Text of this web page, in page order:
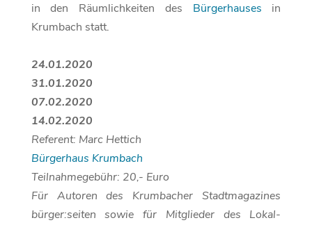
in den Räumlichkeiten des Bürgerhauses in
Krumbach statt.
24.01.2020
31.01.2020
07.02.2020
14.02.2020
Referent: Marc Hettich
Bürgerhaus Krumbach
Teilnahmegebühr: 20,- Euro
Für Autoren des Krumbacher Stadtmagazines
bürger:seiten sowie für Mitglieder des Lokal-